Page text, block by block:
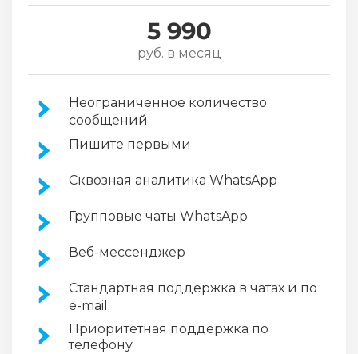
5 990
руб. в месяц
Неограниченное количество
сообщений
Пишите первыми
Сквозная аналитика WhatsApp
Групповые чаты WhatsApp
Веб-мессенджер
Стандартная поддержка в чатах и по
e-mail
Приоритетная поддержка по
телефону